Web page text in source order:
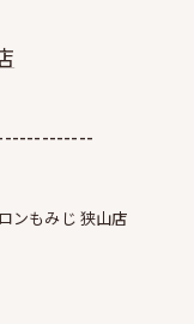
ンもみじ 狭山店